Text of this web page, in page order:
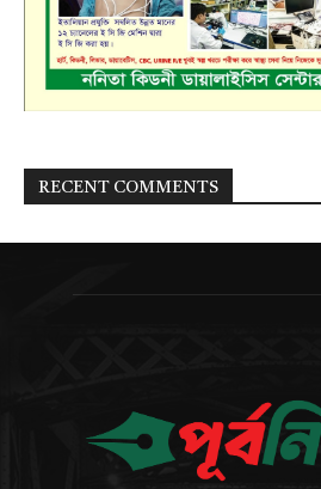
RECENT COMMENTS